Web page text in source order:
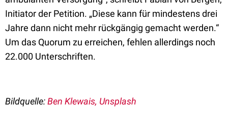
Initiator der Petition. „Diese kann für mindestens drei
Jahre dann nicht mehr rückgängig gemacht werden.“
Um das Quorum zu erreichen, fehlen allerdings noch
22.000 Unterschriften.
Bildquelle:Ben Klewais, Unsplash